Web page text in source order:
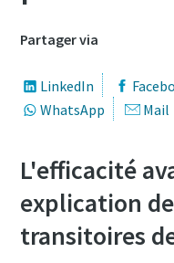
Partager via
LinkedIn
WhatsApp
Mail
L'efficacité
explication
transitoires